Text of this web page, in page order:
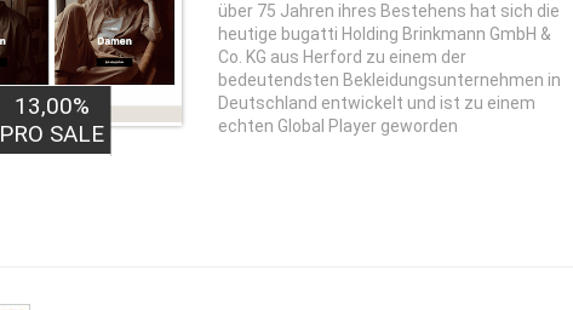
13,00%
PRO SALE
über 75 Jahren ihres Bestehens hat sich die
heutige bugatti Holding Brinkmann GmbH &
Co. KG aus Herford zu einem der
bedeutendsten Bekleidungsunternehmen in
Deutschland entwickelt und ist zu einem
echten Global Player geworden